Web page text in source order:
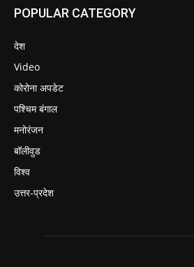
POPULAR CATEGORY
देश
Video
कोरोना अपडेट
पश्चिम बंगाल
मनोरंजन
बॉलीवुड
विश्व
उत्तर-प्रदेश